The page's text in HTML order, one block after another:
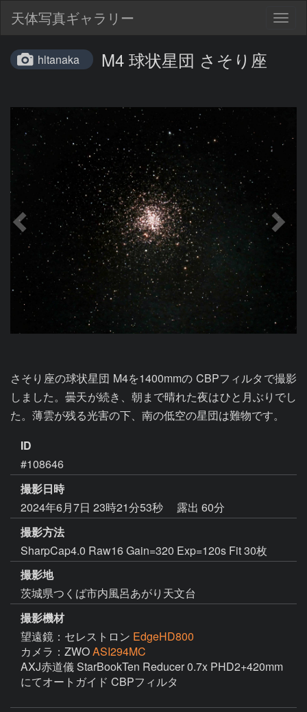
天体写真ギャラリー
hltanaka M4 球状星団 さそり座
さそり座の球状星団 M4を1400mmの CBPフィルタで撮影
しました。曇天が続き、朝まで晴れた夜はひと月ぶりでし
た。薄雲が残る光害の下、南の低空の星団は難物です。
ID
#108646
撮影日時
2024年6月7日 23時21分53秒
露出 60分
撮影方法
SharpCap4.0 Raw16 Gain=320 Exp=120s Fit 30枚
撮影地
茨城県つくば市内風呂あがり天文台
撮影機材
望遠鏡：セレストロン EdgeHD800
カメラ：ZWOASI294MC
AXJ赤道儀 StarBookTen Reducer 0.7x PHD2+420mm
にてオートガイド CBPフィルタ